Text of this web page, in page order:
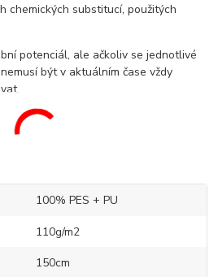
chemických substitucí, použitých
potenciál, ale ačkoliv se jednotlivé
být v aktuálním čase vždy
100% PES + PU
110g/m2
150cm